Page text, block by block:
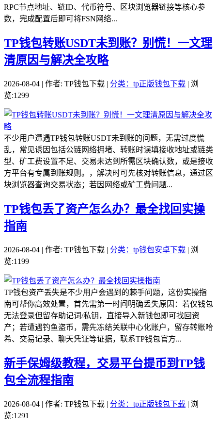
RPC节点地址、链ID、代币符号、区块浏览器链接等核心参
数，完成配置后即可将FSN网络...
TP钱包转账USDT未到账？别慌！一文理
清原因与解决全攻略
2026-08-04 | 作者: TP钱包下载 | 分类：tp正版钱包下载 | 浏
览:1299
不少用户遭遇TP钱包转账USDT未到账的问题，无需过度慌
乱，常见诱因包括公链网络拥堵、转账时误填接收地址或链类
型、矿工费设置不足、交易未达到所需区块确认数，或是接收
方平台有专属到账规则。，解决时可先核对转账信息，通过区
块浏览器查询交易状态；若因网络或矿工费问题...
TP钱包丢了资产怎么办？最全找回实操
指南
2026-08-04 | 作者: TP钱包下载 | 分类：tp钱包安卓下载 | 浏
览:1199
TP钱包资产丢失是不少用户会遇到的棘手问题，这份实操指
南可帮你高效处置，首先需第一时间明确丢失原因：若仅钱包
无法登录但留存助记词/私钥，直接导入新钱包即可找回资
产；若遭遇钓鱼盗币，需先冻结关联中心化账户，留存转账哈
希、交易记录、聊天凭证等证据，联系TP钱包官方...
新手保姆级教程，交易平台提币到TP钱
包全流程指南
2026-08-04 | 作者: TP钱包下载 | 分类：tp正版钱包下载 | 浏
览:1291